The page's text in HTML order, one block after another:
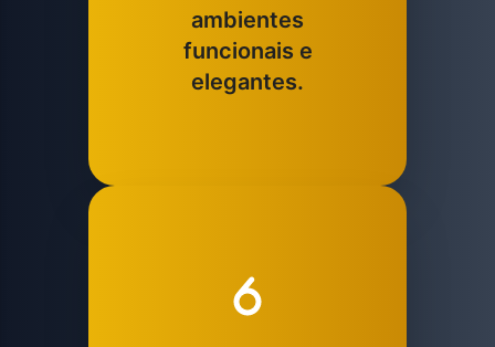
ambientes
funcionais e
elegantes.